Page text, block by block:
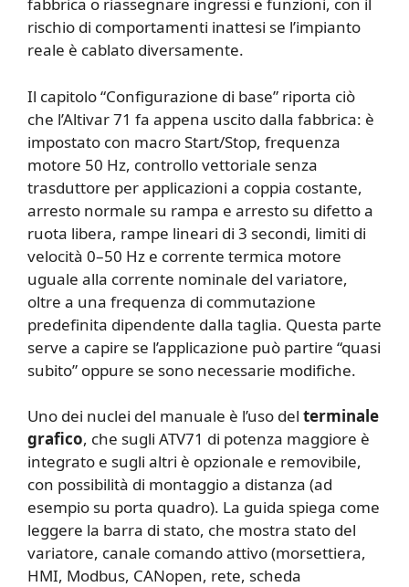
rischio di comportamenti inattesi se l’impianto
reale è cablato diversamente.
Il capitolo “Configurazione di base” riporta ciò
che l’Altivar 71 fa appena uscito dalla fabbrica: è
impostato con macro Start/Stop, frequenza
motore 50 Hz, controllo vettoriale senza
trasduttore per applicazioni a coppia costante,
arresto normale su rampa e arresto su difetto a
ruota libera, rampe lineari di 3 secondi, limiti di
velocità 0–50 Hz e corrente termica motore
uguale alla corrente nominale del variatore,
oltre a una frequenza di commutazione
predefinita dipendente dalla taglia. Questa parte
serve a capire se l’applicazione può partire “quasi
subito” oppure se sono necessarie modifiche.
Uno dei nuclei del manuale è l’uso del terminale
grafico, che sugli ATV71 di potenza maggiore è
integrato e sugli altri è opzionale e removibile,
con possibilità di montaggio a distanza (ad
esempio su porta quadro). La guida spiega come
leggere la barra di stato, che mostra stato del
variatore, canale comando attivo (morsettiera,
HMI, Modbus, CANopen, rete, scheda